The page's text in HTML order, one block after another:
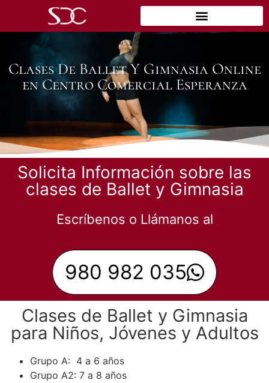
Clases De Ballet Y Gimnasia Online
en Centro Comercial Esperanza
Solicita Información sobre las
clases de Ballet y Gimnasia
Escríbenos o Llámanos al
980 982 035
Clases de Ballet y Gimnasia
para Niños, Jóvenes y Adultos
Grupo A: 4 a 6 años
Grupo A2: 7 a 8 años